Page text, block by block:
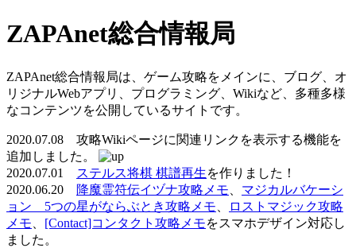
ZAPAnet総合情報局
ZAPAnet総合情報局は、ゲーム攻略をメインに、ブログ、オ
リジナルWebアプリ、プログラミング、Wikiなど、多種多様
なコンテンツを公開しているサイトです。
2020.07.08 攻略Wikiページに関連リンクを表示する機能を
追加しました。
2020.07.01
ステルス将棋 棋譜再生を作りました！
2020.06.20
降魔霊符伝イヅナ攻略メモ
マジカルバケーシ
ョン 5つの星がならぶとき攻略メモ
ロストマジック攻略
メモ
[Contact]コンタクト攻略メモをスマホデザイン対応し
ました。